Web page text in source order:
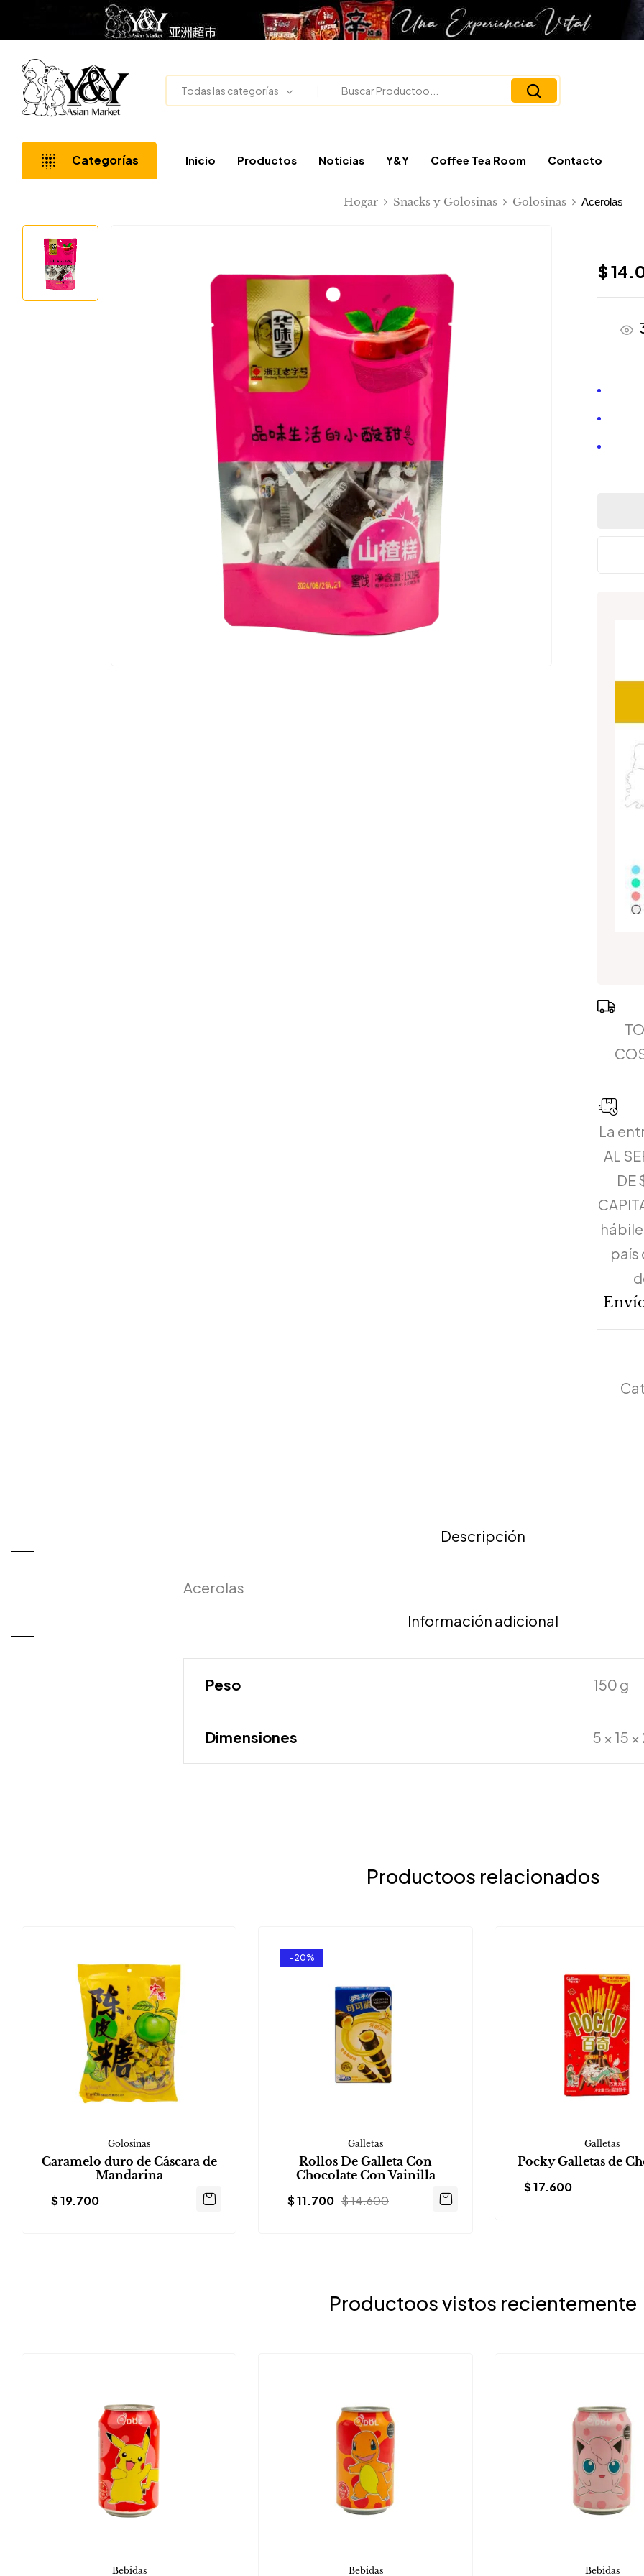
Todas las categorías
Categorías Inicio Productos Noticias Y&Y Coffee Tea Room Contacto
Hogar Snacks y Golosinas Golosinas Acerolas
$
La
AL
DE
país
Descripción
Acerolas
Información adicional
Peso 150 g
Dimensiones 5 × 15
Productoos relacionados
Golosinas
Caramelo duro de Cáscara de
Mandarina
$19.700
-20%
Galletas
Rollos De Galleta Con
Chocolate Con Vainilla
$14.600
$11.700
Galletas
Pocky Galletas de
$17.600
Productoos vistos recientemente
Bebidas Bebidas Bebidas